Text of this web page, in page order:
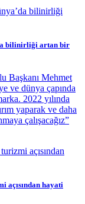
bilinirliği artan bir
Başkanı Mehmet
ve dünya çapında
2022 yılında
yaparak ve daha
çalışacağız”
açısından hayati